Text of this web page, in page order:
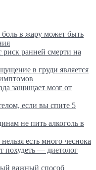
в жару может быть
ранней смерти на
в груди является
защищает мозг от
если вы спите 5
не пить алкоголь в
есть много чеснока
похудеть — диетолог
важный способ